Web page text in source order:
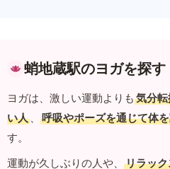
蛸地蔵駅のヨガを探す
ヨガは、激しい運動よりも 気分
い人 、 呼吸やポーズを通じて体
す。
運動が久しぶりの人や、
リラッ